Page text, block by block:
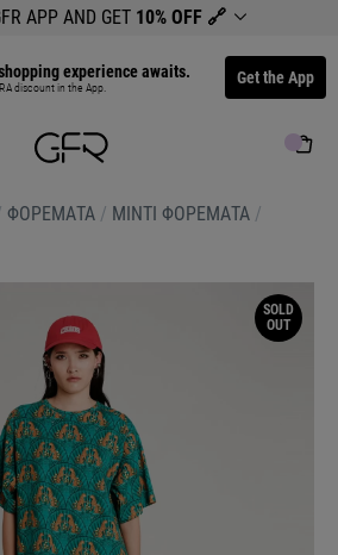
APP AND GET 10% OFF 🔗
experience awaits.
discount in the App. Get the App
ΦΟΡΕΜΑΤΑ / ΜΙΝΤΙ ΦΟΡΕΜΑΤΑ /
SOLD
OUT